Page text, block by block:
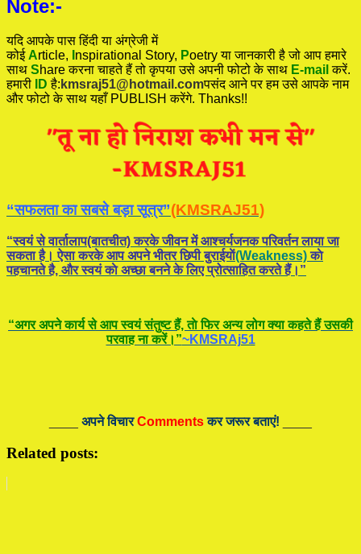
Note:-
यदि आपके पास हिंदी या अंग्रेजी में
कोईArticle, nspirational Story, Poetryया जानकारी है जो आप हमारे
साथ Share करना चाहते हैं तो कृपया उसे अपनी फोटो के साथ E-mail करें.
हमारी
IDहै: kmsraj51@hotmail.comपसंद आने पर हम उसे आपके नाम
और फोटो के साथ यहाँ PUBLISH करेंगे. Thanks!!
“सफलता का सबसे बड़ा सूत्र”(KMSRAJ51)
“स्वयं से वार्तालाप(बातचीत) करके जीवन में आश्चर्यजनक परिवर्तन लाया जा
सकता है। ऐसा करके आप अपने भीतर छिपी बुराईयाें(Weakness)काे
पहचानते है, और स्वयं काे अच्छा बनने के लिए प्रोत्साहित करते हैं।”
“अगर अपने कार्य से आप स्वयं संतुष्ट हैं, ताे फिर अन्य लोग क्या कहते हैं उसकी
परवाह ना करें।”~KMSRAj51
अपने विचारCommentsकर जरूर बताएं!
Related posts: